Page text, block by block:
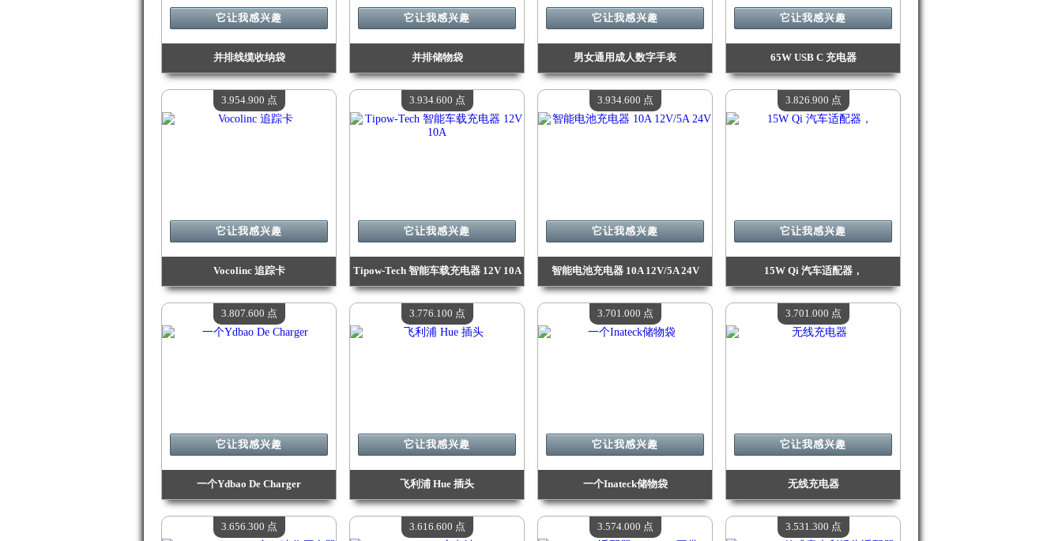
并排线缆收纳袋
价值：4 121 500 点
现有数量：4
它让我感兴趣
并排储物袋
价值：4 119 400 点
现有数量：4
它让我感兴趣
男女通用成人数字手表
价值：4 104 200 点
现有数量：4
它让我感兴趣
65W USB C 充电器
价值：4 040 200 点
现有数量：4
它让我感兴趣
Vocolinc 追踪卡
价值：3 954 900 点
现有数量：4
它让我感兴趣
3.954.900 点
Tipow-Tech 智能车载充电器 12V 10A
价值：3 934 600 点
现有数量：4
它让我感兴趣
3.934.600 点
智能电池充电器 10A 12V/5A 24V
价值：3 934 600 点
现有数量：4
它让我感兴趣
3.934.600 点
15W Qi 汽车适配器，
价值：3 826 900 点
现有数量：4
它让我感兴趣
3.826.900 点
一个Ydbao De Charger
价值：3 807 600 点
现有数量：4
它让我感兴趣
3.807.600 点
飞利浦 Hue 插头
价值：3 776 100 点
现有数量：4
它让我感兴趣
3.776.100 点
一个Inateck储物袋
价值：3 701 000 点
现有数量：4
它让我感兴趣
3.701.000 点
无线充电器
价值：3 701 000 点
现有数量：4
它让我感兴趣
3.701.000 点
3.656.300 点 3.616.600 点 3.574.000 点 3.531.300 点